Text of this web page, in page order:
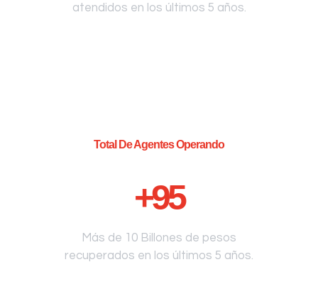
atendidos en los últimos 5 años.
Total De Agentes Operando
+95
Más de 10 Billones de pesos
recuperados en los últimos 5 años.